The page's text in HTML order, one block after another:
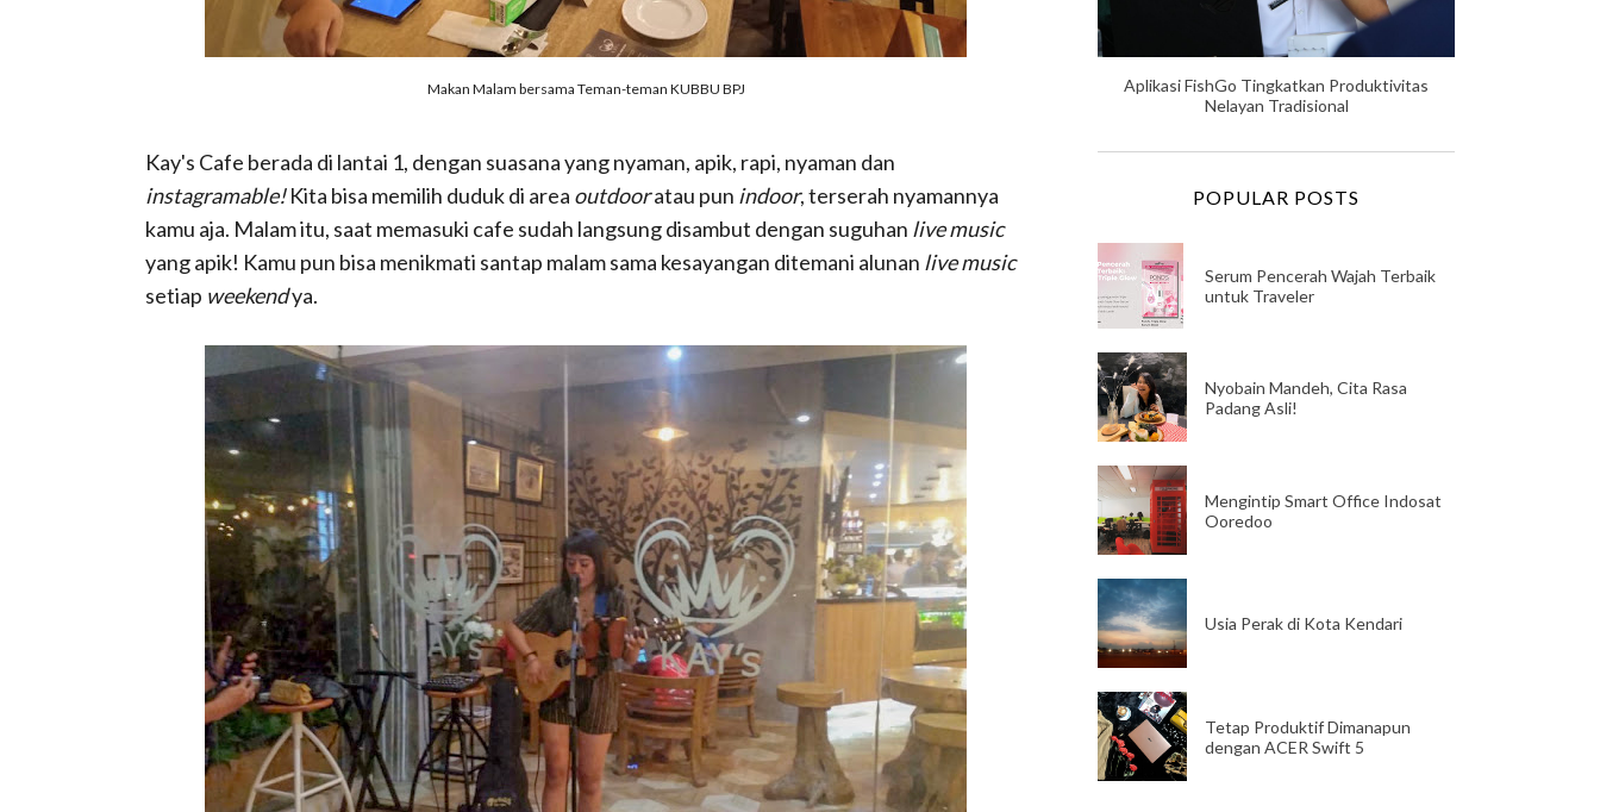
Makan Malam bersama Teman-teman KUBBU BPJ
Kay's Cafe berada di lantai 1, dengan suasana yang nyaman, apik, rapi, nyaman dan
instagramable!Kita bisa memilih duduk di area outdooratau pun indoor, terserah nyamannya
kamu aja. Malam itu, saat memasuki cafe sudah langsung disambut dengan suguhan live music
yang apik! Kamu pun bisa menikmati santap malam sama kesayangan ditemani alunan live music
setiap weekendya.
Aplikasi FishGo Tingkatkan Produktivitas
Nelayan Tradisional
POPULAR POSTS
Serum Pencerah Wajah Terbaik
untuk Traveler
Nyobain Mandeh, Cita Rasa
Padang Asli!
Mengintip Smart Office Indosat
Ooredoo
Usia Perak di Kota Kendari
Tetap Produktif Dimanapun
dengan ACER Swift 5